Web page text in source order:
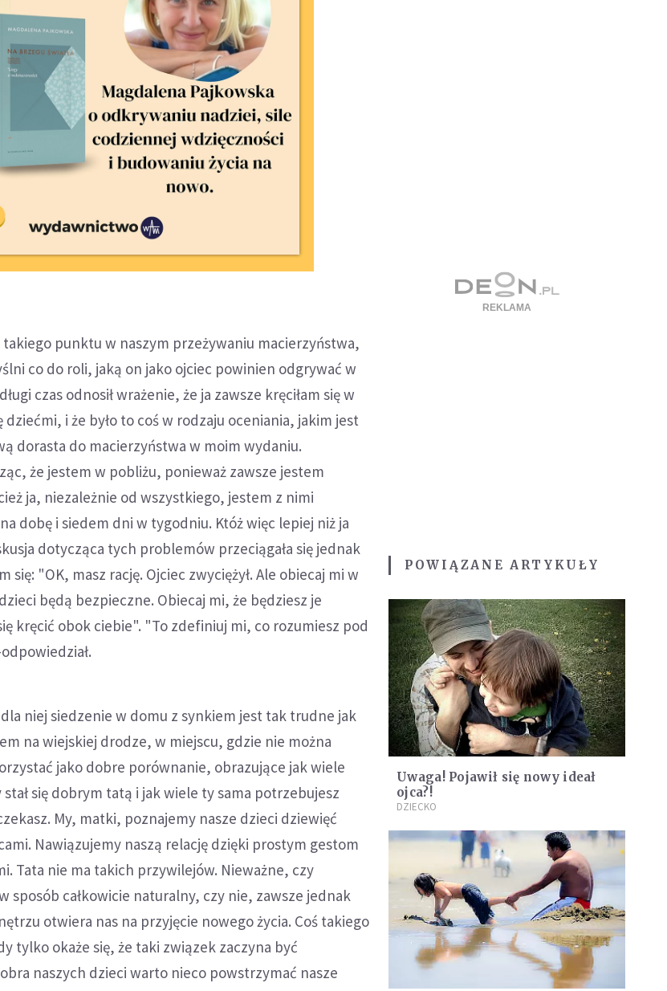
takiego punktu w naszym przeżywaniu macierzyństwa,
co do roli, jaką on jako ojciec powinien odgrywać w
czas odnosił wrażenie, że ja zawsze kręciłam się w
dziećmi, i że było to coś w rodzaju oceniania, jakim jest
dorasta do macierzyństwa w moim wydaniu.
że jestem w pobliżu, ponieważ zawsze jestem
ja, niezależnie od wszystkiego, jestem z nimi
dobę i siedem dni w tygodniu. Któż więc lepiej niż ja
dotycząca tych problemów przeciągała się jednak
się: "OK, masz rację. Ojciec zwyciężył. Ale obiecaj mi w
będą bezpieczne. Obiecaj mi, że będziesz je
kręcić obok ciebie". "To zdefiniuj mi, co rozumiesz pod
dla niej siedzenie w domu z synkiem jest tak trudne jak
na wiejskiej drodze, w miejscu, gdzie nie można
jako dobre porównanie, obrazujące jak wiele
się dobrym tatą i jak wiele ty sama potrzebujesz
My, matki, poznajemy nasze dzieci dziewięć
Nawiązujemy naszą relację dzięki prostym gestom
Tata nie ma takich przywilejów. Nieważne, czy
sposób całkowicie naturalny, czy nie, zawsze jednak
otwiera nas na przyjęcie nowego życia. Coś takiego
tylko okaże się, że taki związek zaczyna być
naszych dzieci warto nieco powstrzymać nasze
POWIĄZANE ARTYKUŁY
Uwaga! Pojawił się nowy ideał
ojca?!
DZIECKO